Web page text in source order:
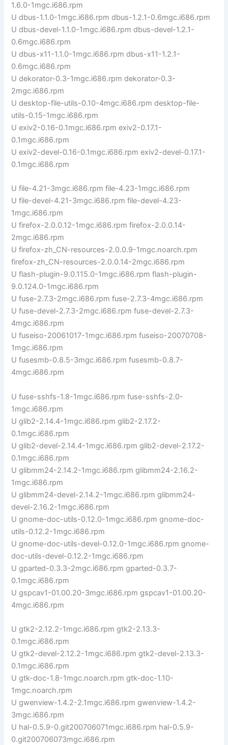
1.6.0-1mgc.i686.rpm
U dbus-1.1.0-1mgc.i686.rpm dbus-1.2.1-0.6mgc.i686.rpm
U dbus-devel-1.1.0-1mgc.i686.rpm dbus-devel-1.2.1-
0.6mgc.i686.rpm
U dbus-x11-1.1.0-1mgc.i686.rpm dbus-x11-1.2.1-
0.6mgc.i686.rpm
U dekorator-0.3-1mgc.i686.rpm dekorator-0.3-
2mgc.i686.rpm
U desktop-file-utils-0.10-4mgc.i686.rpm desktop-file-
utils-0.15-1mgc.i686.rpm
U exiv2-0.16-0.1mgc.i686.rpm exiv2-0.17.1-
0.1mgc.i686.rpm
U exiv2-devel-0.16-0.1mgc.i686.rpm exiv2-devel-0.17.1-
0.1mgc.i686.rpm
U file-4.21-3mgc.i686.rpm file-4.23-1mgc.i686.rpm
U file-devel-4.21-3mgc.i686.rpm file-devel-4.23-
1mgc.i686.rpm
U firefox-2.0.0.12-1mgc.i686.rpm firefox-2.0.0.14-
2mgc.i686.rpm
U firefox-zh_CN-resources-2.0.0.9-1mgc.noarch.rpm
firefox-zh_CN-resources-2.0.0.14-2mgc.i686.rpm
U flash-plugin-9.0.115.0-1mgc.i686.rpm flash-plugin-
9.0.124.0-1mgc.i686.rpm
U fuse-2.7.3-2mgc.i686.rpm fuse-2.7.3-4mgc.i686.rpm
U fuse-devel-2.7.3-2mgc.i686.rpm fuse-devel-2.7.3-
4mgc.i686.rpm
U fuseiso-20061017-1mgc.i686.rpm fuseiso-20070708-
1mgc.i686.rpm
U fusesmb-0.8.5-3mgc.i686.rpm fusesmb-0.8.7-
4mgc.i686.rpm
U fuse-sshfs-1.8-1mgc.i686.rpm fuse-sshfs-2.0-
1mgc.i686.rpm
U glib2-2.14.4-1mgc.i686.rpm glib2-2.17.2-
0.1mgc.i686.rpm
U glib2-devel-2.14.4-1mgc.i686.rpm glib2-devel-2.17.2-
0.1mgc.i686.rpm
U glibmm24-2.14.2-1mgc.i686.rpm glibmm24-2.16.2-
1mgc.i686.rpm
U glibmm24-devel-2.14.2-1mgc.i686.rpm glibmm24-
devel-2.16.2-1mgc.i686.rpm
U gnome-doc-utils-0.12.0-1mgc.i686.rpm gnome-doc-
utils-0.12.2-1mgc.i686.rpm
U gnome-doc-utils-devel-0.12.0-1mgc.i686.rpm gnome-
doc-utils-devel-0.12.2-1mgc.i686.rpm
U gparted-0.3.3-2mgc.i686.rpm gparted-0.3.7-
0.1mgc.i686.rpm
U gspcav1-01.00.20-3mgc.i686.rpm gspcav1-01.00.20-
4mgc.i686.rpm
U gtk2-2.12.2-1mgc.i686.rpm gtk2-2.13.3-
0.1mgc.i686.rpm
U gtk2-devel-2.12.2-1mgc.i686.rpm gtk2-devel-2.13.3-
0.1mgc.i686.rpm
U gtk-doc-1.8-1mgc.noarch.rpm gtk-doc-1.10-
1mgc.noarch.rpm
U gwenview-1.4.2-2.1mgc.i686.rpm gwenview-1.4.2-
3mgc.i686.rpm
U hal-0.5.9-0.git200706071mgc.i686.rpm hal-0.5.9-
0.git200706073mgc.i686.rpm